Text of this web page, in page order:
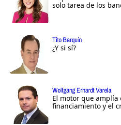
solo tarea de los
Tito Barquín
¿Y si sí?
Wolfgang Erhardt Varela
El motor que amplía
financiamiento y el